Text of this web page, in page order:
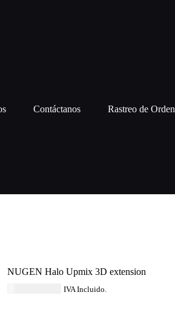
Contáctanos Rastreo de Orden
NUGEN Halo Upmix 3D extension
IVA Incluido.